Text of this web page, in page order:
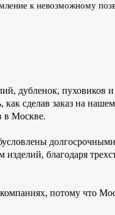
к невозможному
дубленок, пуховиков и
сделав заказ на нашем
в Москве.
благодаря
потому что